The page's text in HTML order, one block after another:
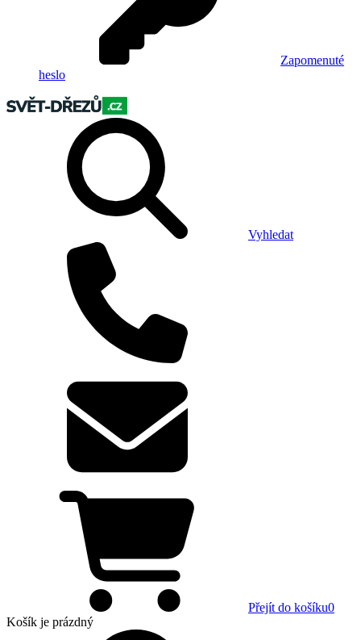
Zapomenuté
heslo
Vyhledat
Přejít do košíku0
Košík je prázdný